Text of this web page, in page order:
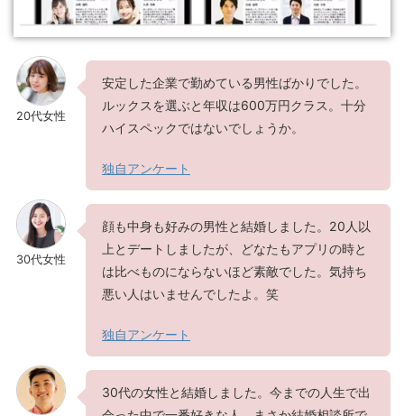
20代女性
安定した企業で勤めている男性ばかりでした。
ルックスを選ぶと年収は600万円クラス。十分
ハイスペックではないでしょうか。
独自アンケート
30代女性
顔も中身も好みの男性と結婚しました。20人以
上とデートしましたが、どなたもアプリの時と
は比べものにならないほど素敵でした。気持ち
悪い人はいませんでしたよ。笑
独自アンケート
30代の女性と結婚しました。今までの人生で出